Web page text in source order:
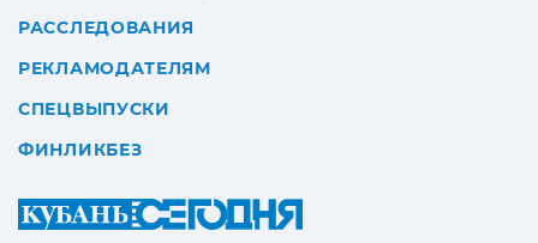
РАССЛЕДОВАНИЯ
РЕКЛАМОДАТЕЛЯМ
СПЕЦВЫПУСКИ
ФИНЛИКБЕЗ